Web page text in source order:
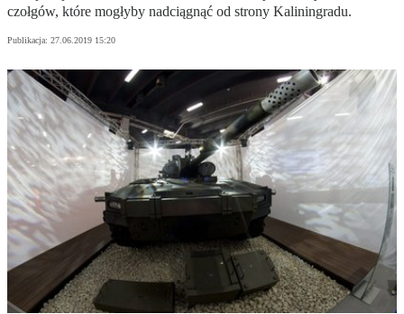
czołgów, które mogłyby nadciągnąć od strony Kaliningradu.
Publikacja: 27.06.2019 15:20